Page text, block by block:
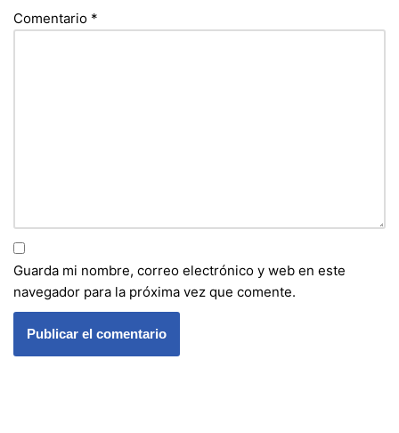
Comentario *
Guarda mi nombre, correo electrónico y web en este
navegador para la próxima vez que comente.